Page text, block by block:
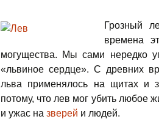
Грозный
времена
могущества. Мы сами нередко
«львиное сердце». С древних
льва применялось на щитах и
потому, что лев мог убить любое
и ужас на зверей и людей.